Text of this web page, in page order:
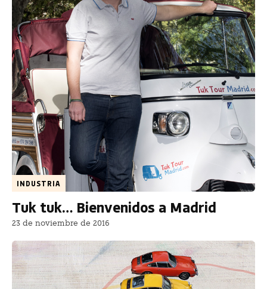
INDUSTRIA
Tuk tuk… Bienvenidos a Madrid
23 de noviembre de 2016